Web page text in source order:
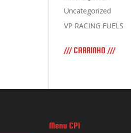
Uncategorized
VP RACING FUELS
/// CARRINHO ///
Menu CPI